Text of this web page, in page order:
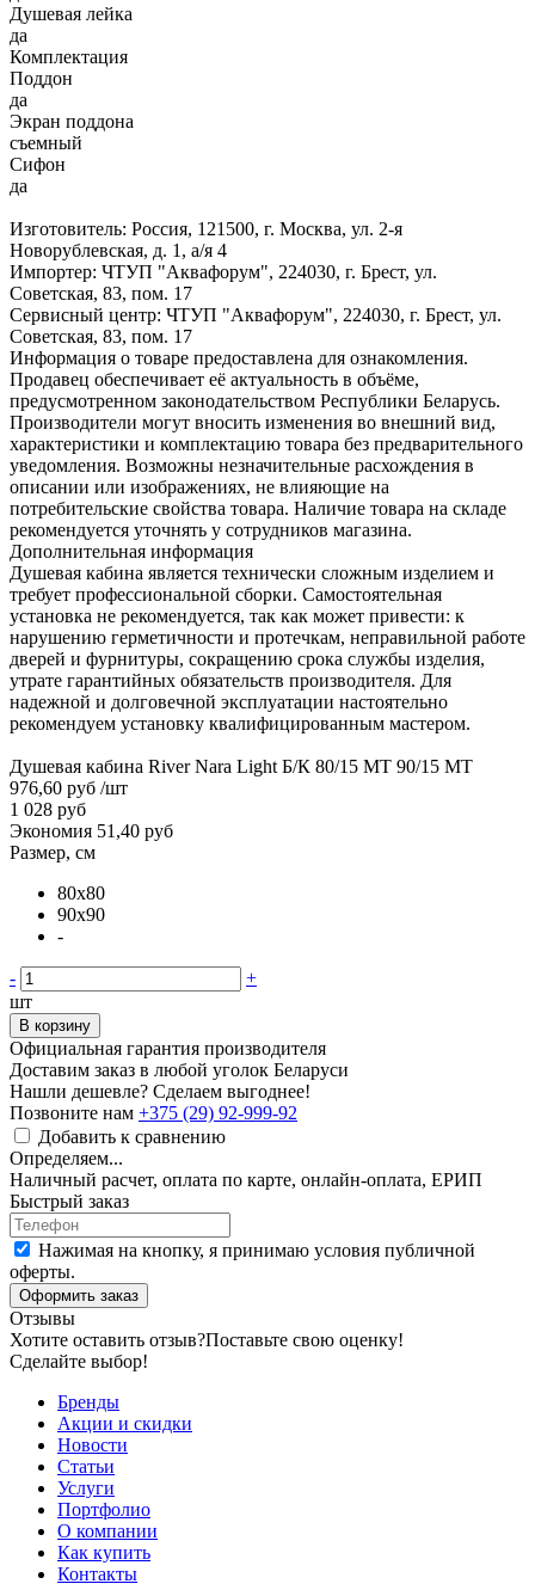
Душевая лейка
да
Комплектация
Поддон
да
Экран поддона
съемный
Сифон
да
Изготовитель: Россия, 121500, г. Москва, ул. 2-я
Новорублевская, д. 1, а/я 4
Импортер: ЧТУП "Аквафорум", 224030, г. Брест, ул.
Советская, 83, пом. 17
Сервисный центр: ЧТУП "Аквафорум", 224030, г. Брест, ул.
Советская, 83, пом. 17
Информация о товаре предоставлена для ознакомления.
Продавец обеспечивает её актуальность в объёме,
предусмотренном законодательством Республики Беларусь.
Производители могут вносить изменения во внешний вид,
характеристики и комплектацию товара без предварительного
уведомления. Возможны незначительные расхождения в
описании или изображениях, не влияющие на
потребительские свойства товара. Наличие товара на складе
рекомендуется уточнять у сотрудников магазина.
Дополнительная информация
Душевая кабина является технически сложным изделием и
требует профессиональной сборки. Самостоятельная
установка не рекомендуется, так как может привести: к
нарушению герметичности и протечкам, неправильной работе
дверей и фурнитуры, сокращению срока службы изделия,
утрате гарантийных обязательств производителя. Для
надежной и долговечной эксплуатации настоятельно
рекомендуем установку квалифицированным мастером.
Душевая кабина River Nara Light Б/К 80/15 MT 90/15 MT
976,60 руб /шт
1 028 руб
Экономия 51,40 руб
Размер, см
80x80
90x90
-
-
+
шт
В корзину
Официальная гарантия производителя
Доставим заказ в любой уголок Беларуси
Нашли дешевле? Сделаем выгоднее!
Позвоните нам +375 (29) 92-999-92
Добавить к сравнению
Определяем...
Наличный расчет, оплата по карте, онлайн-оплата, ЕРИП
Быстрый заказ
Нажимая на кнопку, я принимаю условия публичной
оферты.
Оформить заказ
Отзывы
Хотите оставить отзыв?Поставьте свою оценку!
Сделайте выбор!
Бренды
Акции и скидки
Новости
Статьи
Услуги
Портфолио
О компании
Как купить
Контакты